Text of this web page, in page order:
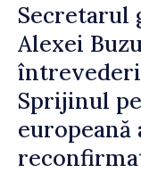
Secretarul
Alexei
Sprijinul